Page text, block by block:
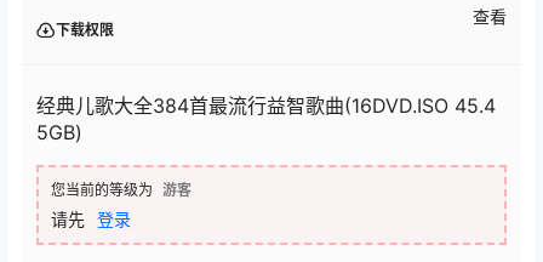
下载权限
查看
经典儿歌大全384首最流行益智歌曲(16DVD.ISO 45.4
5GB)
您当前的等级为 游客
请先 登录